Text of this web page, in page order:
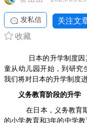
发私信 关注文
收藏
日本的升学制度因
童从幼儿园开始，到研究
我们将对日本的升学制度
义务教育阶段的升学
在日本，义务教育
的小学教育和3年的中学